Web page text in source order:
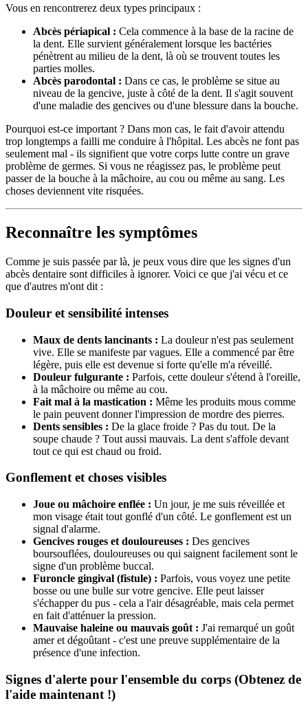
Vous en rencontrerez deux types principaux :
Abcès périapical : Cela commence à la base de la racine de
la dent. Elle survient généralement lorsque les bactéries
pénètrent au milieu de la dent, là où se trouvent toutes les
parties molles.
Abcès parodontal : Dans ce cas, le problème se situe au
niveau de la gencive, juste à côté de la dent. Il s'agit souvent
d'une maladie des gencives ou d'une blessure dans la bouche.
Pourquoi est-ce important ? Dans mon cas, le fait d'avoir attendu
trop longtemps a failli me conduire à l'hôpital. Les abcès ne font pas
seulement mal - ils signifient que votre corps lutte contre un grave
problème de germes. Si vous ne réagissez pas, le problème peut
passer de la bouche à la mâchoire, au cou ou même au sang. Les
choses deviennent vite risquées.
Reconnaître les symptômes
Comme je suis passée par là, je peux vous dire que les signes d'un
abcès dentaire sont difficiles à ignorer. Voici ce que j'ai vécu et ce
que d'autres m'ont dit :
Douleur et sensibilité intenses
Maux de dents lancinants : La douleur n'est pas seulement
vive. Elle se manifeste par vagues. Elle a commencé par être
légère, puis elle est devenue si forte qu'elle m'a réveillé.
Douleur fulgurante : Parfois, cette douleur s'étend à l'oreille,
à la mâchoire ou même au cou.
Fait mal à la mastication : Même les produits mous comme
le pain peuvent donner l'impression de mordre des pierres.
Dents sensibles : De la glace froide ? Pas du tout. De la
soupe chaude ? Tout aussi mauvais. La dent s'affole devant
tout ce qui est chaud ou froid.
Gonflement et choses visibles
Joue ou mâchoire enflée : Un jour, je me suis réveillée et
mon visage était tout gonflé d'un côté. Le gonflement est un
signal d'alarme.
Gencives rouges et douloureuses : Des gencives
boursouflées, douloureuses ou qui saignent facilement sont le
signe d'un problème buccal.
Furoncle gingival (fistule) : Parfois, vous voyez une petite
bosse ou une bulle sur votre gencive. Elle peut laisser
s'échapper du pus - cela a l'air désagréable, mais cela permet
en fait d'atténuer la pression.
Mauvaise haleine ou mauvais goût : J'ai remarqué un goût
amer et dégoûtant - c'est une preuve supplémentaire de la
présence d'une infection.
Signes d'alerte pour l'ensemble du corps (Obtenez de
l'aide maintenant !)